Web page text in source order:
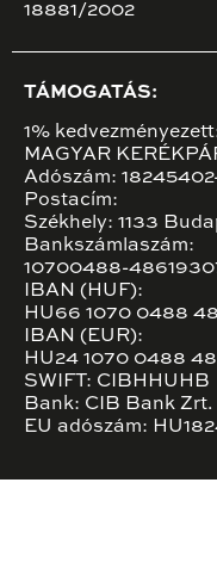
18881/2002
TÁMOGATÁS:
1%
MAGYAR
Adószám:
Postacím:
Székhely: 1133
Bankszámlaszám:
10700488-
IBAN (HUF):
HU66 1070 0488
IBAN (EUR):
HU24 1070 0488
SWIFT: CIBHHUHB
Bank: CIB Bank Zrt.
EU adószám: